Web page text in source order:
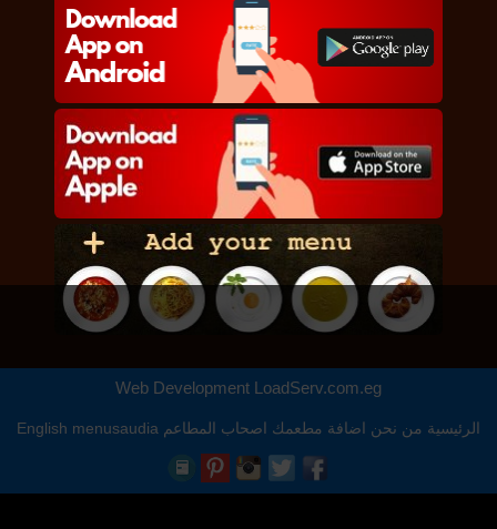
Web Development LoadServ.com.eg
الرئيسية من نحن اضافة مطعمك اصحاب المطاعم menusaudia
English